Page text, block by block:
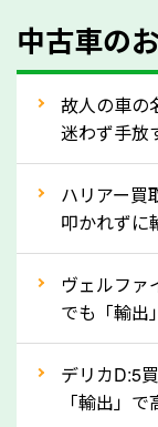
型式／グレ
走行距離（
車検の満了
内装や外装
定を行い高価
ってきます
自動車税の還
月割りで返還
還付金は早め
中古車の
故人の車の
迷わず手放
ハリアー買
叩かれずに
ヴェルファ
でも「輸出
デリカD:5
「輸出」